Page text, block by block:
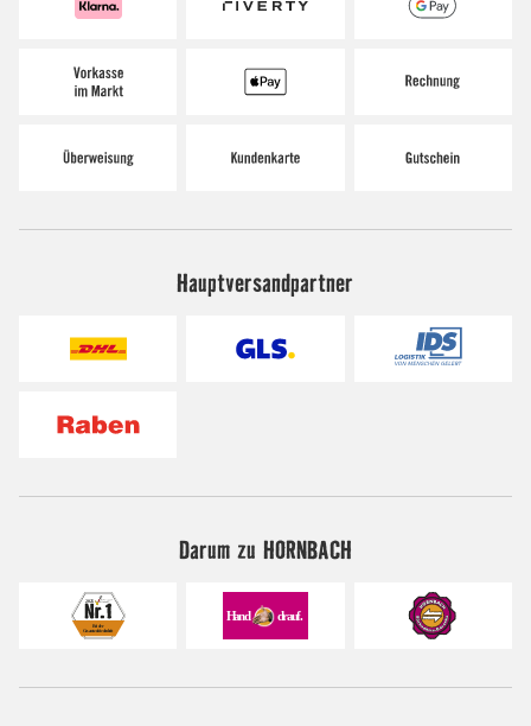
Hauptversandpartner
Darum zu HORNBACH